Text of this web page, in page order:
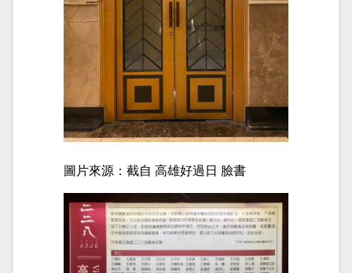
圖片來源：截自 高雄好過日 臉書